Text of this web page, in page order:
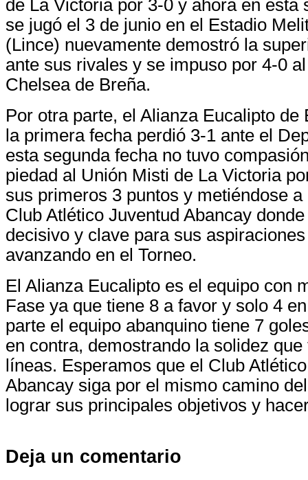
de La Victoria por 3-0 y ahora en esta
se jugó el 3 de junio en el Estadio
(Lince) nuevamente demostró la
ante sus rivales y se impuso por 4-0
Chelsea de Breña.
Por otra parte, el Alianza Eucalipto de
la primera fecha perdió 3-1 ante el
esta segunda fecha no tuvo
piedad al Unión Misti de La Victoria
sus primeros 3 puntos y metiéndose
Club Atlético Juventud Abancay
decisivo y clave para sus
avanzando en el Torneo.
El Alianza Eucalipto es el equipo con
Fase ya que tiene 8 a favor y solo 4
parte el equipo abanquino tiene 7
en contra, demostrando la solidez
líneas. Esperamos que el Club
Abancay siga por el mismo camino
lograr sus principales objetivos y
Deja un comentario